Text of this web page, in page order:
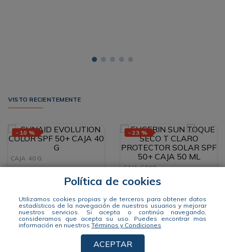
Política de cookies
Utilizamos cookies propias y de terceros para obtener datos
estadísticos de la navegación de nuestros usuarios y mejorar
nuestros servicios. Si acepta o continúa navegando,
consideramos que acepta su uso. Puedes encontrar mas
información en nuestros Términos y Condiciones
ACEPTAR
VISTO RECIENTEMENTE
- 10 %
CAJA 40 G
SPF 50+ CAJA 40 G
$ 4047,1
- 23 %
CAJA 50 ML
EUCERIN SUN TOQUE SECO T
CLARO PROTECTOR SOLAR
$114. 287 $149.394
ML$2285 74